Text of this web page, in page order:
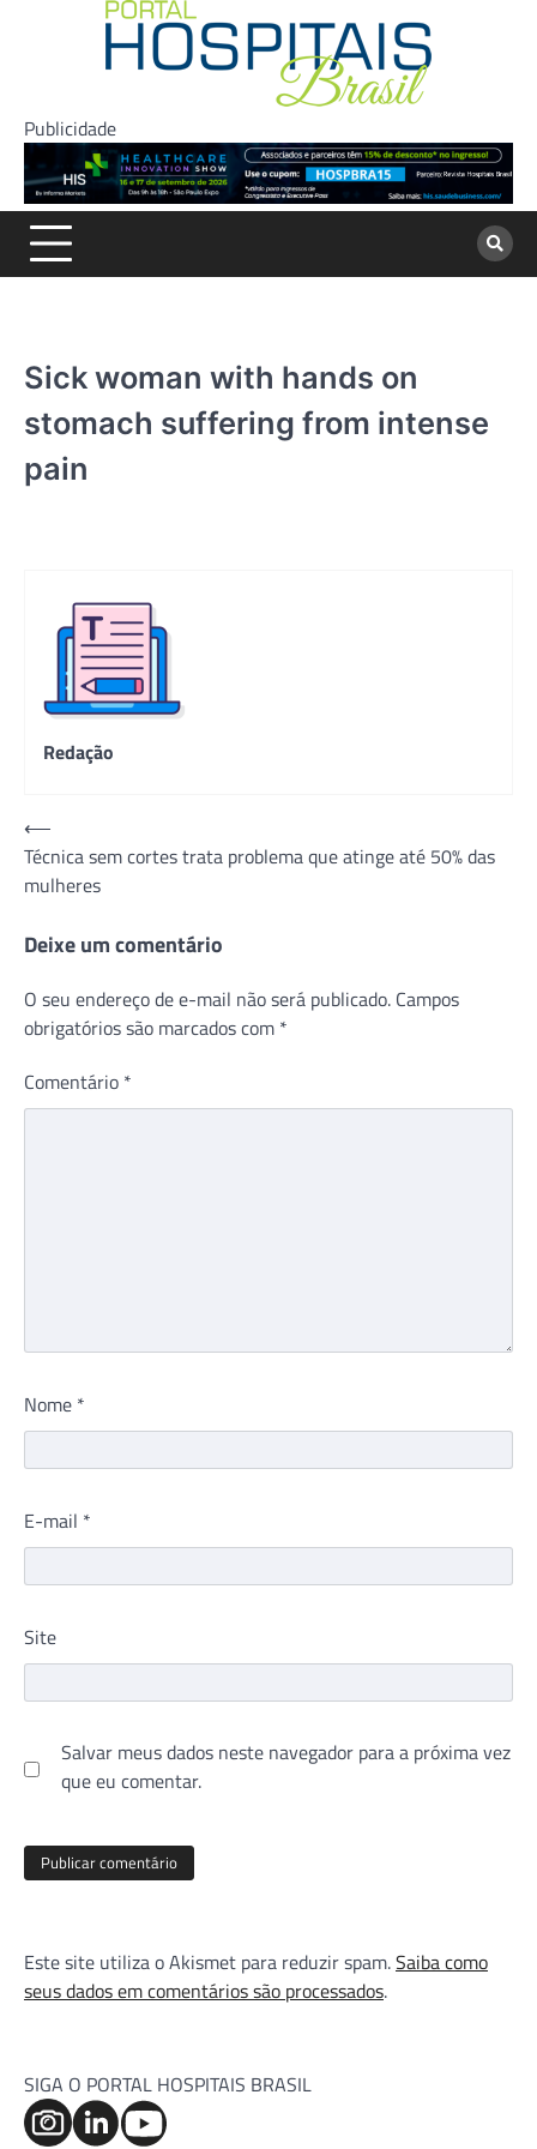
Publicidade
Sick woman with hands on
stomach suffering from intense
pain
Redação
Navegação
de
Post
⟵
Técnica sem cortes trata problema que atinge até 50% das
mulheres
Deixe um comentário
O seu endereço de e-mail não será publicado. Campos
obrigatórios são marcados com *
Comentário *
Nome *
E-mail *
Site
Salvar meus dados neste navegador para a próxima vez
que eu comentar.
Este site utiliza o Akismet para reduzir spam.Saiba como
seus dados em comentários são processados.
SIGA O PORTAL HOSPITAIS BRASIL